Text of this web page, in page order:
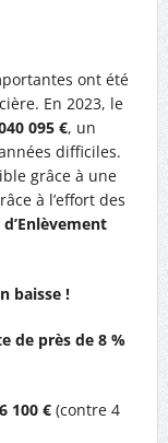
ont été
En 2023, le
095 €, un
difficiles.
grâce à une
à l’effort des
d’Enlèvement
baisse !
de près de 8 %
100 €(contre 4